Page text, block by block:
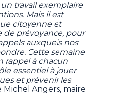
travail exemplaire
Mais il est
citoyenne et
de prévoyance, pour
auxquels nos
Cette semaine
rappel à chacun
essentiel à jouer
et prévenir les
Michel Angers, maire